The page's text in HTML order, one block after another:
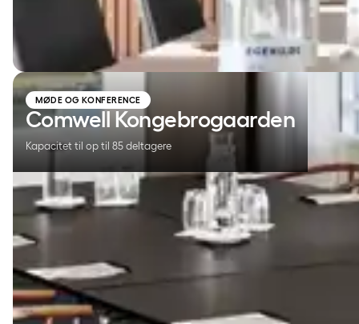
MØDE OG KONFERENCE
Comwell Kongebrogaarden
Kapacitet til op til 85 deltagere
Comwell Kongebrogaarden